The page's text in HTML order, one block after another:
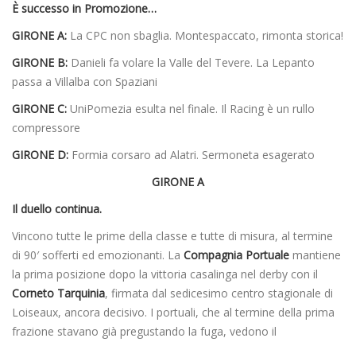
È successo in Promozione…
GIRONE A: La CPC non sbaglia. Montespaccato, rimonta storica!
GIRONE B: Danieli fa volare la Valle del Tevere. La Lepanto
passa a Villalba con Spaziani
GIRONE C: UniPomezia esulta nel finale. Il Racing è un rullo
compressore
GIRONE D: Formia corsaro ad Alatri. Sermoneta esagerato
GIRONE A
Il duello continua.
Vincono tutte le prime della classe e tutte di misura, al termine
di 90′ sofferti ed emozionanti. La Compagnia Portuale mantiene
la prima posizione dopo la vittoria casalinga nel derby con il
Corneto Tarquinia, firmata dal sedicesimo centro stagionale di
Loiseaux, ancora decisivo. I portuali, che al termine della prima
frazione stavano già pregustando la fuga, vedono il